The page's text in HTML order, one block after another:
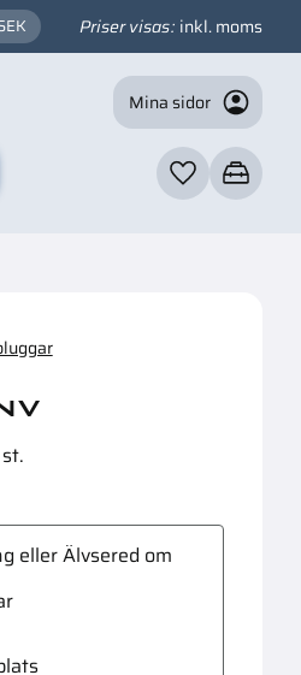
Priser visas inkl. moms
Mina sidor
Favoriter
Kundvagn
eller Älvsered om